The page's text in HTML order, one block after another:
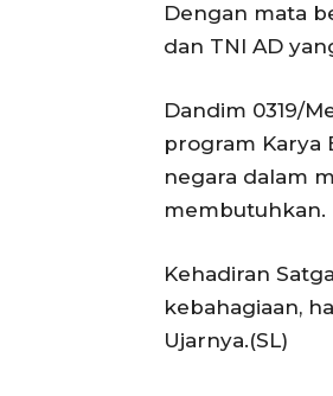
Dengan mata
dan TNI AD
Dandim 0319/
program Karya
negara dalam
membutuhkan.
Kehadiran
kebahagiaan,
Ujarnya.(SL)